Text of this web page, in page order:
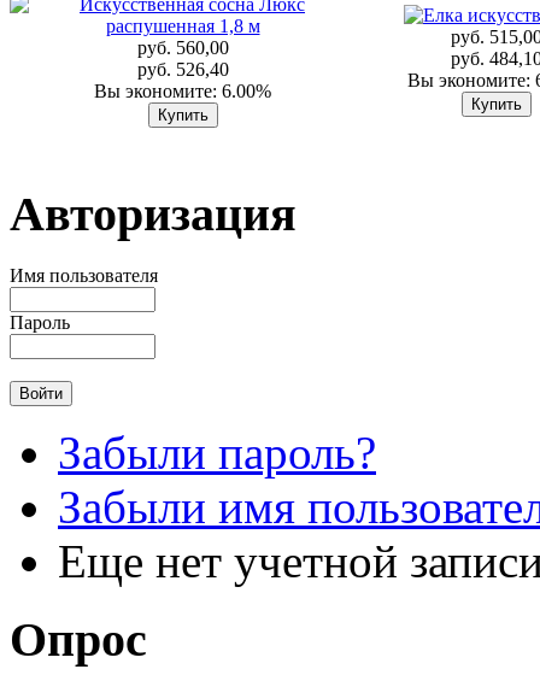
руб. 560,00
руб. 526,40
Вы экономите: 6.00%
руб.
руб.
Вы экономите:
Авторизация
Имя пользователя
Пароль
Забыли пароль?
Забыли имя
Еще нет учетной
Опрос